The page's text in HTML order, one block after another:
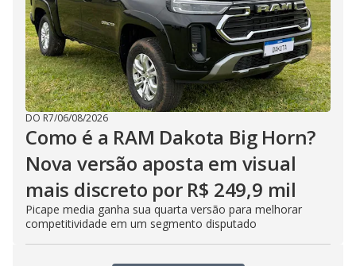
DO R7/06/08/2026
Como é a RAM Dakota Big Horn?
Nova versão aposta em visual
mais discreto por R$ 249,9 mil
Picape media ganha sua quarta versão para melhorar
competitividade em um segmento disputado